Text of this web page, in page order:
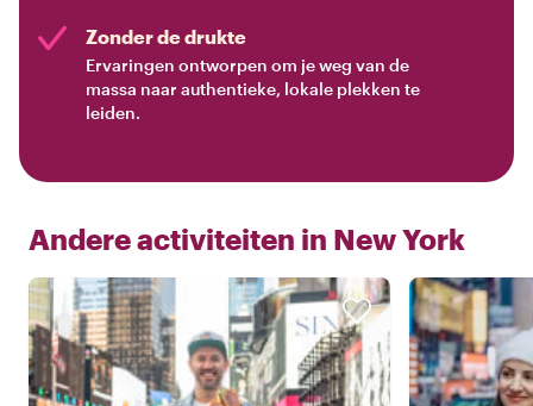
Zonder de drukte
Ervaringen ontworpen om je weg van de
massa naar authentieke, lokale plekken te
leiden.
Andere activiteiten in New York